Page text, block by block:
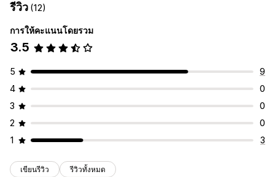
รีวิว (12)
การให้คะแนนโดยรวม
3.5
5
9
4
0
3
0
2
0
1
3
เขียนรีวิว รีวิวทั้งหมด